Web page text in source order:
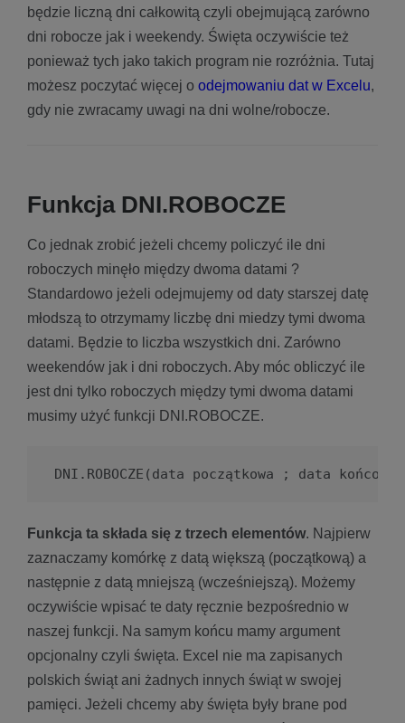
będzie liczną dni całkowitą czyli obejmującą zarówno
dni robocze jak i weekendy. Święta oczywiście też
ponieważ tych jako takich program nie rozróżnia. Tutaj
możesz poczytać więcej o odejmowaniu dat w Excelu,
gdy nie zwracamy uwagi na dni wolne/robocze.
Funkcja DNI.ROBOCZE
Co jednak zrobić jeżeli chcemy policzyć ile dni
roboczych minęło między dwoma datami ?
Standardowo jeżeli odejmujemy od daty starszej datę
młodszą to otrzymamy liczbę dni miedzy tymi dwoma
datami. Będzie to liczba wszystkich dni. Zarówno
weekendów jak i dni roboczych. Aby móc obliczyć ile
jest dni tylko roboczych między tymi dwoma datami
musimy użyć funkcji DNI.ROBOCZE.
DNI.ROBOCZE(data początkowa ; data
Funkcja ta składa się z trzech elementów. Najpierw
zaznaczamy komórkę z datą większą (początkową) a
następnie z datą mniejszą (wcześniejszą). Możemy
oczywiście wpisać te daty ręcznie bezpośrednio w
naszej funkcji. Na samym końcu mamy argument
opcjonalny czyli święta. Excel nie ma zapisanych
polskich świąt ani żadnych innych świąt w swojej
pamięci. Jeżeli chcemy aby święta były brane pod